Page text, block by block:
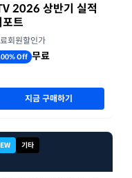
2026 상반기 실적
포트
회원할인가
Off 무료
지금 구매하기
기타